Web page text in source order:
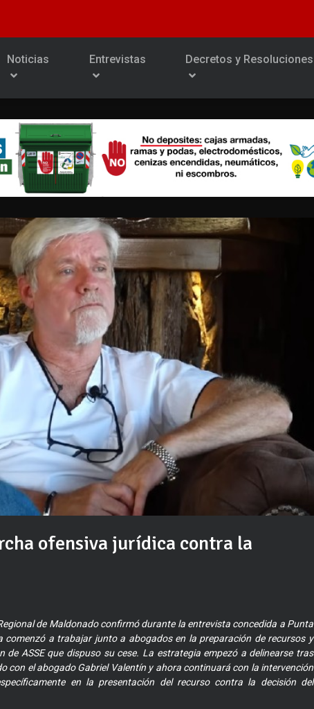
Noticias Entrevistas Decretos y Resoluciones
ofensiva jurídica contra la
de Maldonado confirmó durante la entrevista concedida a Punta
comenzó a trabajar junto a abogados en la preparación de recursos y
de ASSE que dispuso su cese. La estrategia empezó a delinearse tras
con el abogado Gabriel Valentín y ahora continuará con la intervención
en la presentación del recurso contra la decisión del